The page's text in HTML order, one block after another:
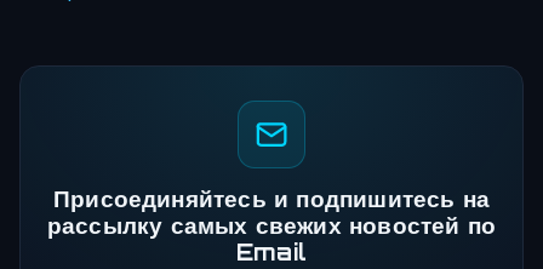
Присоединяйтесь и подпишитесь на
рассылку самых свежих новостей по
Email